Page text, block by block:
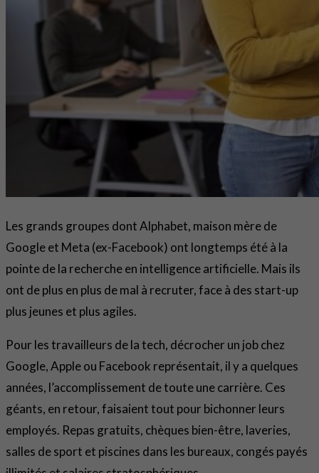
Les grands groupes dont Alphabet, maison mère de
Google et Meta (ex-Facebook) ont longtemps été à la
pointe de la recherche en intelligence artificielle. Mais ils
ont de plus en plus de mal à recruter, face à des start-up
plus jeunes et plus agiles.
Pour les travailleurs de la tech, décrocher un job chez
Google, Apple ou Facebook représentait, il y a quelques
années, l’accomplissement de toute une carrière. Ces
géants, en retour, faisaient tout pour bichonner leurs
employés. Repas gratuits, chèques bien-être, laveries,
salles de sport et piscines dans les bureaux, congés payés